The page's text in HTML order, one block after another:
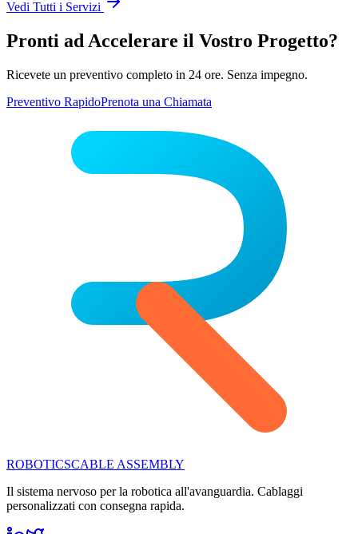
Vedi Tutti i Servizi
Pronti ad Accelerare il Vostro Progetto?
Ricevete un preventivo completo in 24 ore. Senza impegno.
Preventivo RapidoPrenota una Chiamata
ROBOTICSCABLE ASSEMBLY
Il sistema nervoso per la robotica all'avanguardia. Cablaggi
personalizzati con consegna rapida.